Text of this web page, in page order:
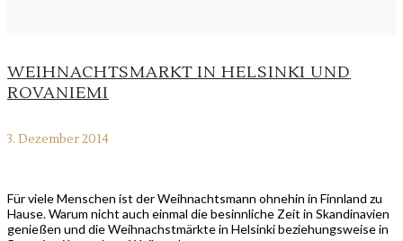
WEIHNACHTSMARKT IN HELSINKI UND
ROVANIEMI
3. Dezember 2014
Für viele Menschen ist der Weihnachtsmann ohnehin in Finnland zu
Hause. Warum nicht auch einmal die besinnliche Zeit in Skandinavien
genießen und die Weihnachstmärkte in Helsinki beziehungsweise in